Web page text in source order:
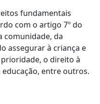
fundamentais
com o artigo 7º do
comunidade, da
assegurar à criança e
o direito à
educação, entre outros.